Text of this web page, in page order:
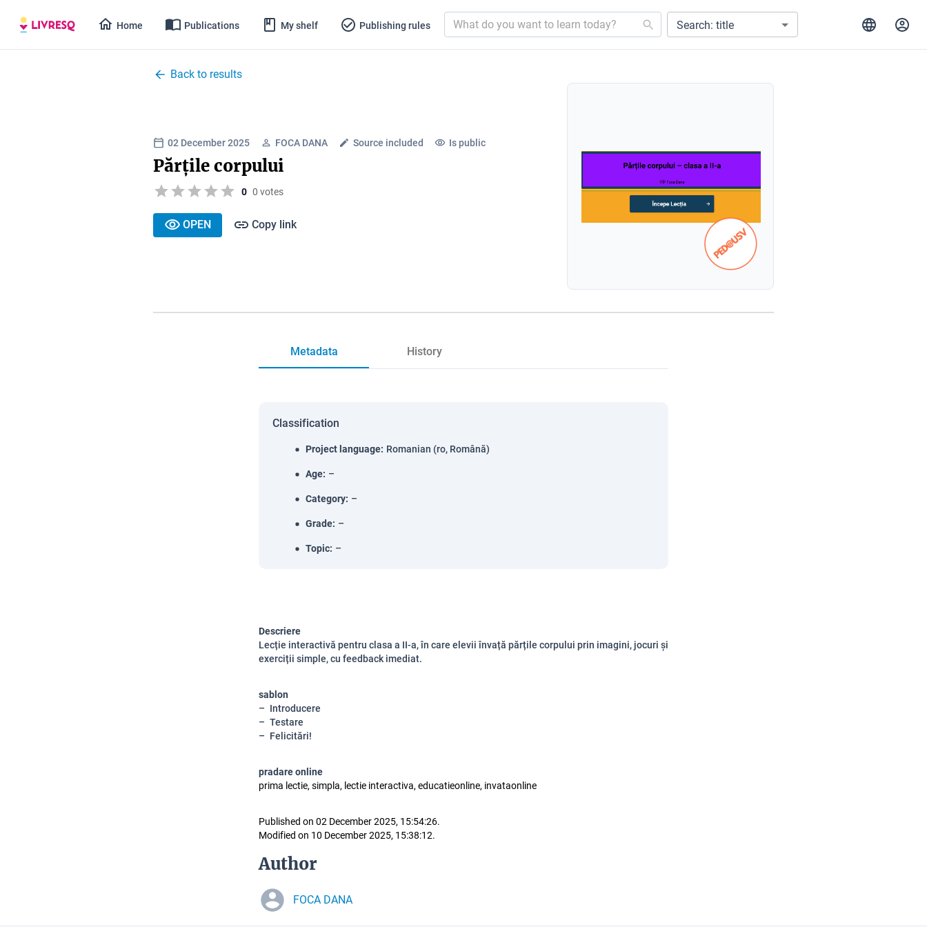
Home Publications My shelf Publishing rules Search: title
Back to results
02 December 2025 FOCA DANA Source included Is public
Părțile corpului
0 0 votes
OPEN Copy link
Metadata History
Classification
Project language: Romanian (ro, Română)
Age: –
Category: –
Grade: –
Topic: –
Descriere
Lecție interactivă pentru clasa a II-a, în care elevii învață părțile corpului prin imagini, jocuri și
exerciții simple, cu feedback imediat.
sablon
Introducere
Testare
Felicitări!
pradare online
prima lectie, simpla, lectie interactiva, educatieonline, invataonline
Published on 02 December 2025, 15:54:26.
Modified on 10 December 2025, 15:38:12.
Author
FOCA DANA